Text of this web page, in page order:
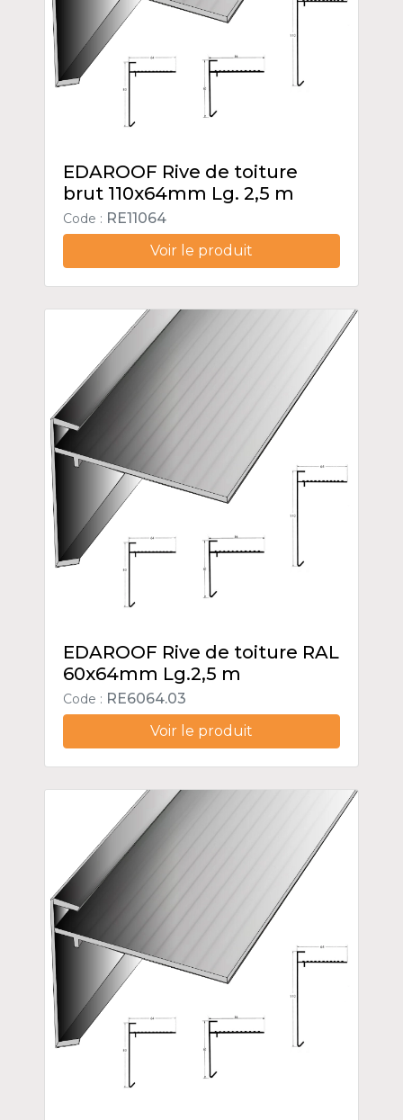
EDAROOF Rive de toiture
brut 110x64mm Lg. 2,5 m
Code : RE11064
Voir le produit
EDAROOF Rive de toiture RAL
60x64mm Lg.2,5 m
Code : RE6064.03
Voir le produit